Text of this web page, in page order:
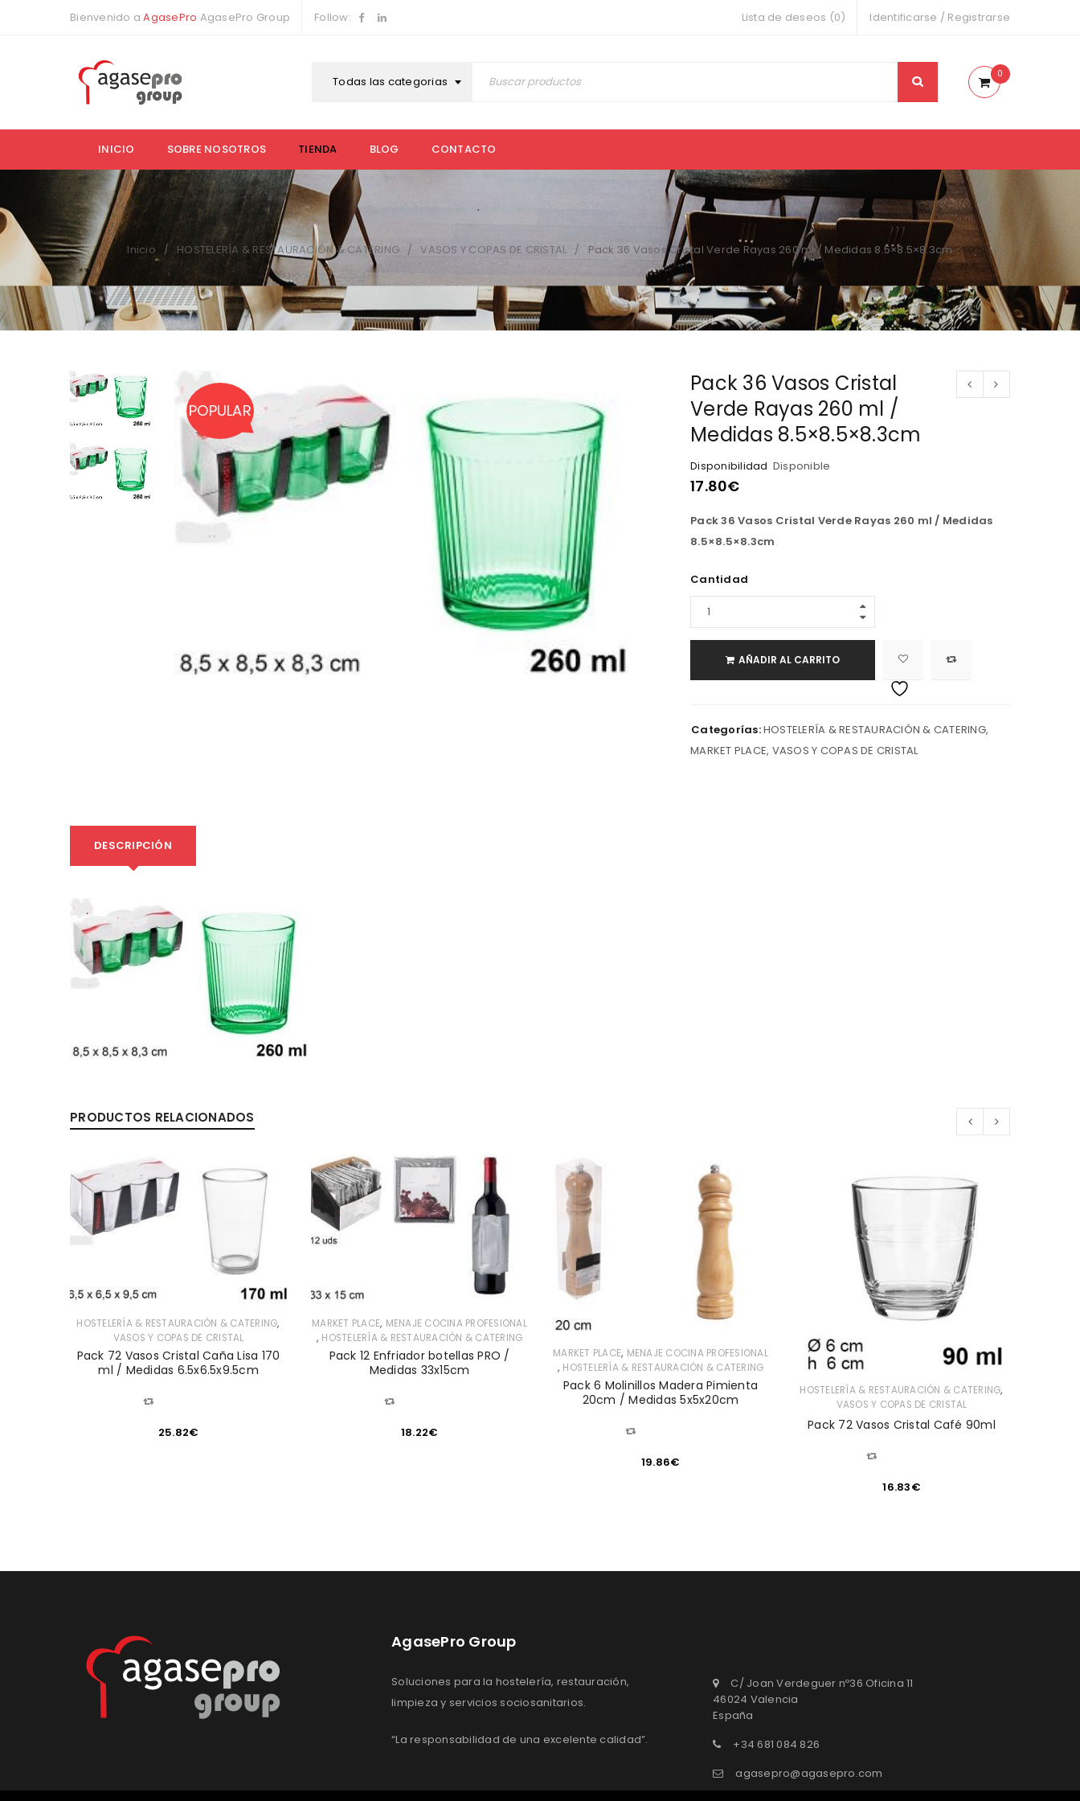
Bienvenido aAgasePro AgasePro Group Follow: Identificarse / Registrarse
Lista de deseos (0)
Todas las categorias
0
INICIO SOBRE NOSOTROS TIENDA BLOG CONTACTO
Inicio / HOSTELERÍA & RESTAURACIÓN & CATERING / VASOS Y COPAS DE CRISTAL / Pack 36 Vasos Cristal Verde Rayas 260 ml / Medidas 8.5×8.5×8.3cm
POPULAR
Pack 36 Vasos Cristal
Verde Rayas 260 ml /
Medidas 8.5×8.5×8.3cm
Disponibilidad Disponible
17.80€
Pack 36 Vasos Cristal Verde Rayas 260 ml / Medidas
8.5×8.5×8.3cm
Cantidad
AÑADIR AL CARRITO
Categorías:HOSTELERÍA & RESTAURACIÓN & CATERING,
MARKET PLACE, VASOS Y COPAS DE CRISTAL
DESCRIPCIÓN
PRODUCTOS RELACIONADOS
HOSTELERÍA & RESTAURACIÓN & CATERING,
VASOS Y COPAS DE CRISTAL
Pack 72 Vasos Cristal Caña Lisa 170
ml / Medidas 6.5x6.5x9.5cm
COMPARAR
25.82€
MARKET PLACE, MENAJE COCINA PROFESIONAL
, HOSTELERÍA & RESTAURACIÓN & CATERING
Pack 12 Enfriador botellas PRO /
Medidas 33x15cm
COMPARAR
18.22€
MARKET PLACE, MENAJE COCINA PROFESIONAL
, HOSTELERÍA & RESTAURACIÓN & CATERING
Pack 6 Molinillos Madera Pimienta
20cm / Medidas 5x5x20cm
COMPARAR
19.86€
HOSTELERÍA & RESTAURACIÓN & CATERING,
VASOS Y COPAS DE CRISTAL
Pack 72 Vasos Cristal Café 90ml
COMPARAR
16.83€
AgasePro Group
Soluciones para la hostelería, restauración,
limpieza y servicios sociosanitarios.
“La responsabilidad de una excelente calidad”.
C/ Joan Verdeguer nº36 Oficina 11
46024 Valencia
España
+34 681 084 826
agasepro@agasepro.com